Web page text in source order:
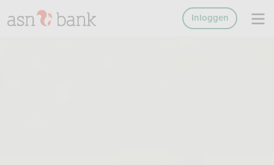
Inloggen